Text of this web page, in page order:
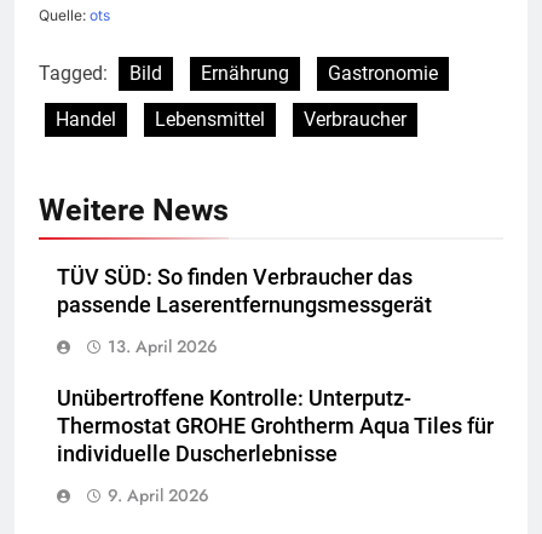
Quelle: ots
Tagged: Bild Ernährung
Gastronomie
Handel
Lebensmittel Verbraucher
Weitere News
TÜV SÜD: So finden Verbraucher das
passende Laserentfernungsmessgerät
13. April 2026
Unübertroffene Kontrolle: Unterputz-
Thermostat GROHE Grohtherm Aqua Tiles für
individuelle Duscherlebnisse
9. April 2026